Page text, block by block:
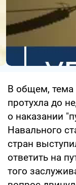
В общем, тема
протухла до
о наказании
Навального
стран
ответить на
того